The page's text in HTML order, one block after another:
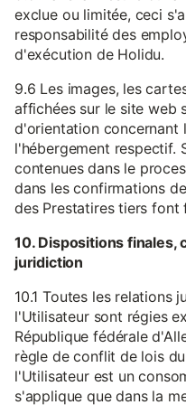
exclue ou limitée, ceci
responsabilité des
d'exécution de Holidu.
9.6 Les images, les
affichées sur le site web
d'orientation concernant
l'hébergement respectif.
contenues dans le
dans les confirmations
des Prestatires tiers font
10. Dispositions finales,
juridiction
10.1 Toutes les relations
l'Utilisateur sont régies
République fédérale
règle de conflit de lois
l'Utilisateur est un
s'applique que dans la